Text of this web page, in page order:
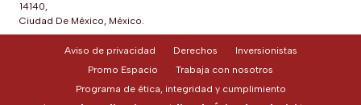
14140,
Ciudad De México, México.
Aviso de privacidad Derechos
Inversionistas
Promo Espacio
Trabaja con nosotros
Programa de ética, integridad y cumplimiento